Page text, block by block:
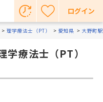
ログイン
理学療法士（PT） 愛知県 大野町駅
学療法士（PT）